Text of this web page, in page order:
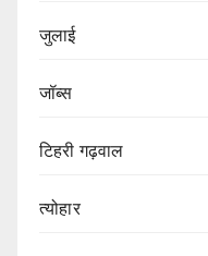
जुलाई
जॉब्स
टिहरी गढ़वाल
त्योहार